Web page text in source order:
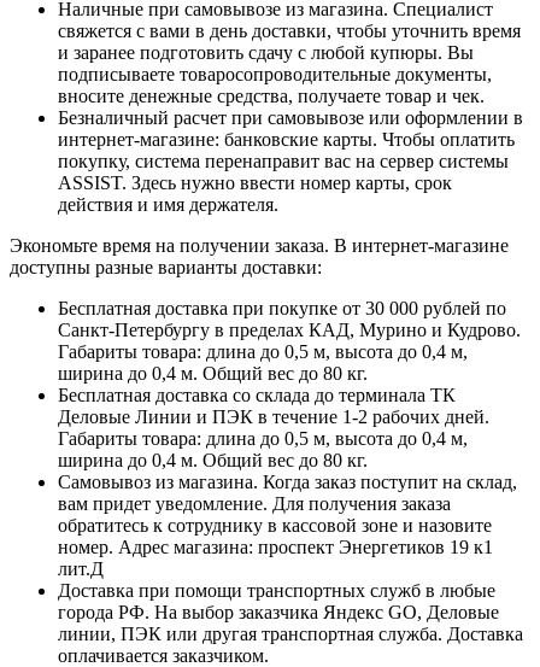
Наличные при самовывозе из магазина. Специалист
свяжется с вами в день доставки, чтобы уточнить время
и заранее подготовить сдачу с любой купюры. Вы
подписываете товаросопроводительные документы,
вносите денежные средства, получаете товар и чек.
Безналичный расчет при самовывозе или оформлении в
интернет-магазине: банковские карты. Чтобы оплатить
покупку, система перенаправит вас на сервер системы
ASSIST. Здесь нужно ввести номер карты, срок
действия и имя держателя.
Экономьте время на получении заказа. В интернет-магазине
доступны разные варианты доставки:
Бесплатная доставка при покупке от 30 000 рублей по
Санкт-Петербургу в пределах КАД, Мурино и Кудрово.
Габариты товара: длина до 0,5 м, высота до 0,4 м,
ширина до 0,4 м. Общий вес до 80 кг.
Бесплатная доставка со склада до терминала ТК
Деловые Линии и ПЭК в течение 1-2 рабочих дней.
Габариты товара: длина до 0,5 м, высота до 0,4 м,
ширина до 0,4 м. Общий вес до 80 кг.
Самовывоз из магазина. Когда заказ поступит на склад,
вам придет уведомление. Для получения заказа
обратитесь к сотруднику в кассовой зоне и назовите
номер. Адрес магазина: проспект Энергетиков 19 к1
лит.Д
Доставка при помощи транспортных служб в любые
города РФ. На выбор заказчика Яндекс GO, Деловые
линии, ПЭК или другая транспортная служба. Доставка
оплачивается заказчиком.